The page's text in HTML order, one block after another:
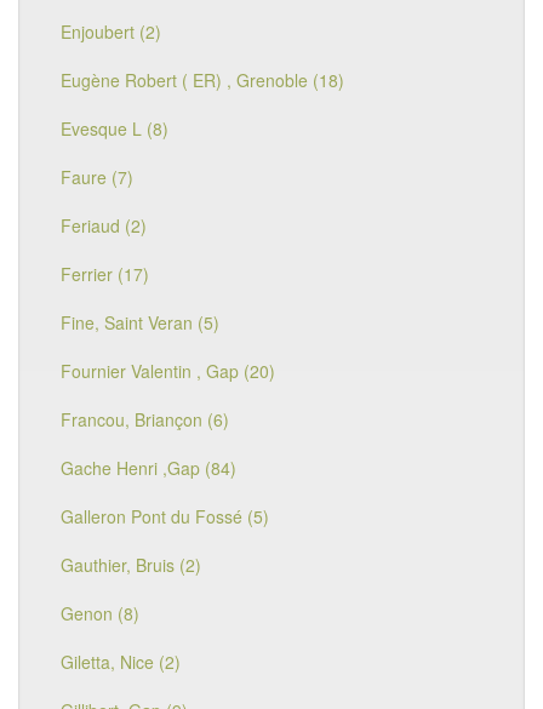
Enjoubert (2)
Eugène Robert ( ER) , Grenoble (18)
Evesque L (8)
Faure (7)
Feriaud (2)
Ferrier (17)
Fine, Saint Veran (5)
Fournier Valentin , Gap (20)
Francou, Briançon (6)
Gache Henri ,Gap (84)
Galleron Pont du Fossé (5)
Gauthier, Bruis (2)
Genon (8)
Giletta, Nice (2)